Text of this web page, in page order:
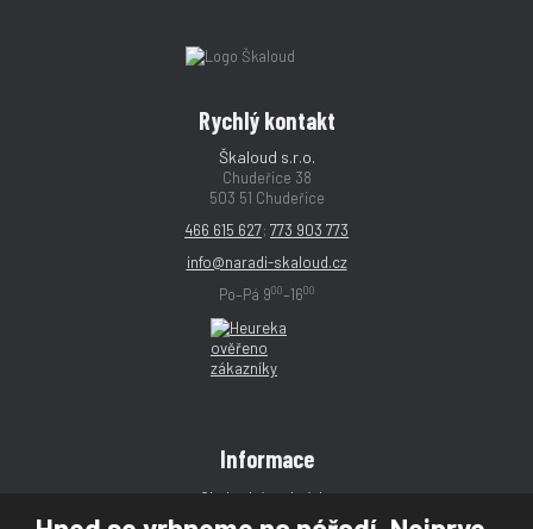
Rychlý kontakt
Škaloud s.r.o.
Chudeřice 38
503 51 Chudeřice
466 615 627; 773 903 773
info@naradi-skaloud.cz
Po–Pá 900–1600
Informace
Obchodní podmínky